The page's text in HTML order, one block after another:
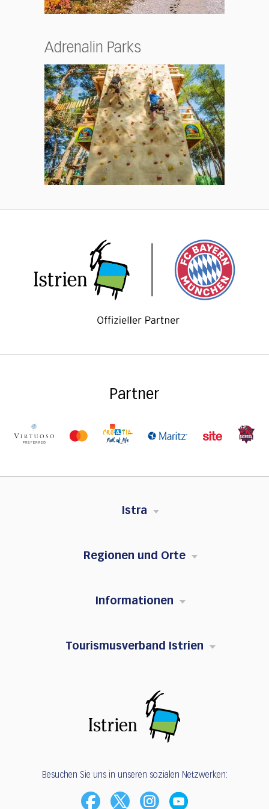
Adrenalin Parks
Partner
Istra
Regionen und Orte
Informationen
Tourismusverband Istrien
Besuchen Sie uns in unseren sozialen Netzwerken: